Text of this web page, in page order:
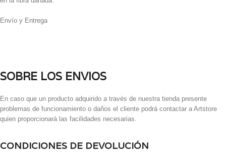
Envío y Entrega
SOBRE LOS ENVIOS
En caso que un producto adquirido a través de nuestra tienda presente
problemas de funcionamiento o daños el cliente podrá contactar a Artstore
quien proporcionará las facilidades necesarias.
CONDICIONES DE DEVOLUCIÓN